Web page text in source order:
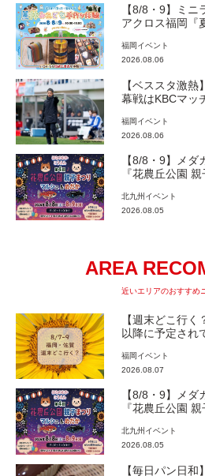
【8/8・9】ミニ
アクロス福岡『
中央区）【イベ
福岡 イベント
2026.08.06
【ベススタ激
幕戦はKBCマッ
福岡 イベント
2026.08.06
【8/8・9】メダ
『花農丘公園
北九州 イベント
2026.08.05
AREA
近いエリアのおすすめ
【週末どこ行
以降に予定され
福岡 イベント
2026.08.07
【8/8・9】メダ
『花農丘公園
北九州 イベント
2026.08.05
【毎日パン日和